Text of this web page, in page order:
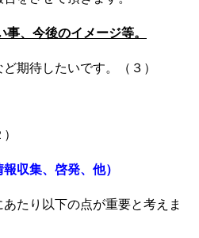
事、今後のイメージ等。
期待したいです。（３）
収集、啓発、他）
あたり以下の点が重要と考えま